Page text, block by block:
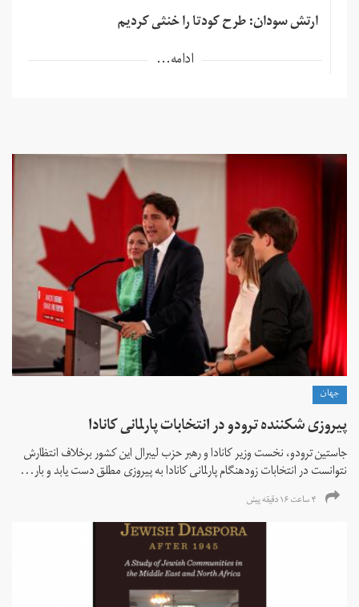
ارتش سودان: طرح کودتا را خنثی کردیم
ادامه...
جهان
پیروزی شکننده ترودو در انتخابات پارلمانی کانادا
جاستین ترودو، نخست وزیر کانادا و رهبر حزب لیبرال این کشور برخلاف انتظارش
نتوانست در انتخابات زود‌هنگام پارلمانی کانادا به پیروزی مطلق دست یابد و بار...
۴ ساعت ۱۶ دقیقه پیش